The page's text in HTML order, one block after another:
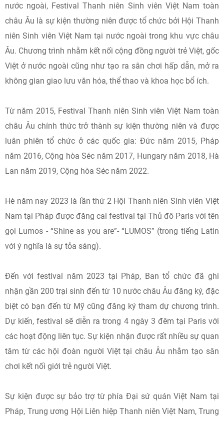
nước ngoài, Festival Thanh niên Sinh viên Việt Nam toàn
châu Âu là sự kiện thường niên được tổ chức bởi Hội Thanh
niên Sinh viên Việt Nam tại nước ngoài trong khu vực châu
Âu. Chương trình nhằm kết nối cộng đồng người trẻ Việt, gốc
Việt ở nước ngoài cũng như tạo ra sân chơi hấp dẫn, mở ra
không gian giao lưu văn hóa, thể thao và khoa học bổ ích.
Từ năm 2015, Festival Thanh niên Sinh viên Việt Nam toàn
châu Âu chính thức trở thành sự kiện thường niên và được
luân phiên tổ chức ở các quốc gia: Đức năm 2015, Pháp
năm 2016, Cộng hòa Séc năm 2017, Hungary năm 2018, Hà
Lan năm 2019, Cộng hòa Séc năm 2022.
Hè năm nay 2023 là lần thứ 2 Hội Thanh niên Sinh viên Việt
Nam tại Pháp được đăng cai festival tại Thủ đô Paris với tên
gọi Lumos - “Shine as you are”- “LUMOS” (trong tiếng Latin
với ý nghĩa là sự tỏa sáng).
Đến với festival năm 2023 tại Pháp, Ban tổ chức đã ghi
nhận gần 200 trại sinh đến từ 10 nước châu Âu đăng ký, đặc
biệt có bạn đến từ Mỹ cũng đăng ký tham dự chương trình.
Dự kiến, festival sẽ diễn ra trong 4 ngày 3 đêm tại Paris với
các hoạt động liên tục. Sự kiện nhận được rất nhiều sự quan
tâm từ các hội đoàn người Việt tại châu Âu nhằm tạo sân
chơi kết nối giới trẻ người Việt.
Sự kiện được sự bảo trợ từ phía Đại sứ quán Việt Nam tại
Pháp, Trung ương Hội Liên hiệp Thanh niên Việt Nam, Trung